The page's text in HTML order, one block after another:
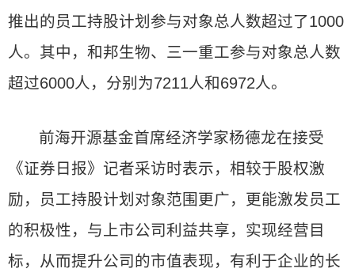
推出的员工持股计划参与对象总人数超过了1000
人。其中，和邦生物、三一重工参与对象总人数
超过6000人，分别为7211人和6972人。
前海开源基金首席经济学家杨德龙在接受
《证券日报》记者采访时表示，相较于股权激
励，员工持股计划对象范围更广，更能激发员工
的积极性，与上市公司利益共享，实现经营目
标，从而提升公司的市值表现，有利于企业的长